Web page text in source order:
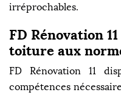
irréprochables.
FD Rénovation
toiture aux
FD Rénovation 11
compétences